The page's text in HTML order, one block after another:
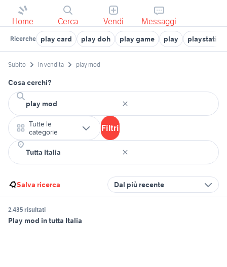
Home Cerca Vendi Messaggi
Ricerche play card play doh play game play playstation
Subito In vendita play mod
Cosa cerchi?
Tutte le
categorie
Filtri
Salva ricerca Dal più recente
2.435 risultati
Play mod in tutta Italia